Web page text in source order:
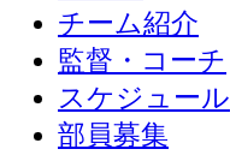
チーム紹介
監督・コーチ
スケジュール
部員募集